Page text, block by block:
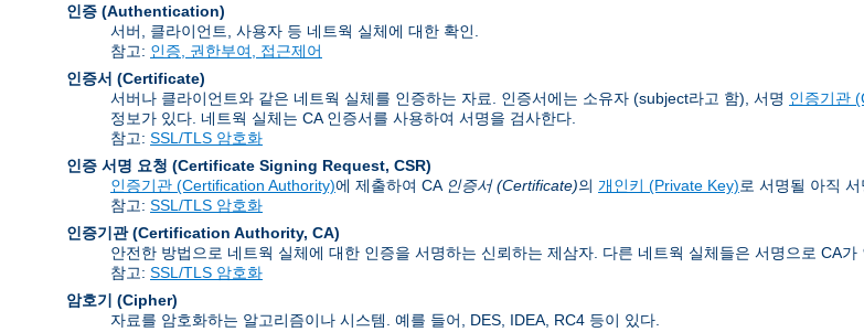
인증 (Authentication)
서버, 클라이언트, 사용자 등 네트웍 실체에 대한 확인.
참고: 인증, 권한부여, 접근제어
인증서 (Certificate)
서버나 클라이언트와 같은 네트웍 실체를 인증하는 자료. 인증서에는 소유자 (subject라고 함), 서명 인증기관
정보가 있다. 네트웍 실체는 CA 인증서를 사용하여 서명을 검사한다.
참고: SSL/TLS 암호화
인증 서명 요청 (Certificate Signing Request, CSR)
인증기관 (Certification Authority)에 제출하여 CA 인증서 (Certificate)의 개인키 (Private Key)로 서명될 아직
참고: SSL/TLS 암호화
인증기관 (Certification Authority, CA)
안전한 방법으로 네트웍 실체에 대한 인증을 서명하는 신뢰하는 제삼자. 다른 네트웍 실체들은 서명으로 CA
참고: SSL/TLS 암호화
암호기 (Cipher)
자료를 암호화하는 알고리즘이나 시스템. 예를 들어, DES, IDEA, RC4 등이 있다.